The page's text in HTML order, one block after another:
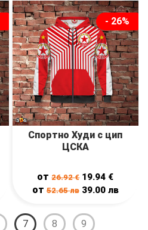
- 26%
Спортно Худи с цип
ЦСКА
от26.92€ 19.94 €
от 52.65лв 39.00 лв
7 8 9